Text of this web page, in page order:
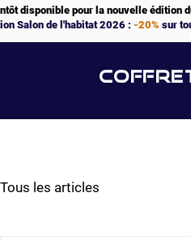
disponible pour la nouvelle édition
Salon de l'habitat 2026 : -20% sur
Tous les articles